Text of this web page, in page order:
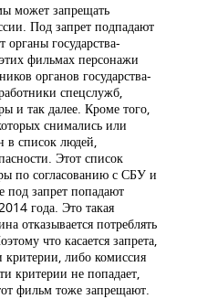
может запрещать
Под запрет подпадают
государства-
фильмах персонажи
органов государства-
спецслужб,
и так далее. Кроме того,
снимались или
в список людей,
Этот список
по согласованию с СБУ и
запрет попадают
года. Это такая
отказывается потреблять
что касается запрета,
критерии, либо комиссия
критерии не попадает,
фильм тоже запрещают.